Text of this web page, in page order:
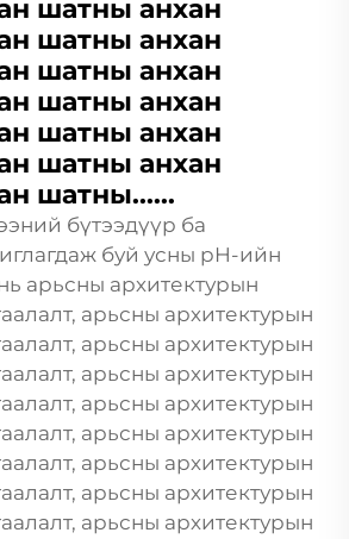
шатны анхан
шатны анхан
шатны анхан
шатны анхан
шатны анхан
шатны анхан
шатны......
бүтээдүүр ба
буй усны pH-ийн
арьсны архитектурын
арьсны архитектурын
арьсны архитектурын
арьсны архитектурын
арьсны архитектурын
арьсны архитектурын
арьсны архитектурын
арьсны архитектурын
арьсны архитектурын